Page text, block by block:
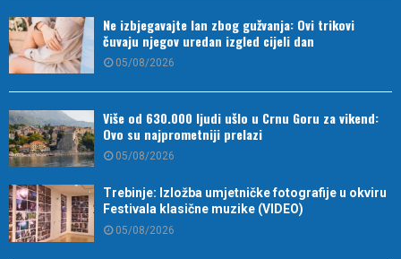
Ne izbjegavajte lan zbog gužvanja: Ovi trikovi
čuvaju njegov uredan izgled cijeli dan
05/08/2026
Više od 630.000 ljudi ušlo u Crnu Goru za vikend:
Ovo su najprometniji prelazi
05/08/2026
Trebinje: Izložba umjetničke fotografije u okviru
Festivala klasične muzike (VIDEO)
05/08/2026